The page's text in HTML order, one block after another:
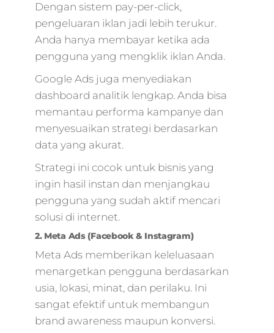
santoso,mengenal
digital
marketing,bagian
digital
digital
digital
digital
digital
digital
marketing,digital
pemula,marketing
page,digital
personas,taktik
marketing,internet
marketing
google,digital
marketing
Dengan sistem pay-per-click,
pengeluaran iklan jadi lebih terukur.
Anda hanya membayar ketika ada
pengguna yang mengklik iklan Anda.
Google Ads juga menyediakan
dashboard analitik lengkap. Anda bisa
memantau performa kampanye dan
menyesuaikan strategi berdasarkan
data yang akurat.
Strategi ini cocok untuk bisnis yang
ingin hasil instan dan menjangkau
pengguna yang sudah aktif mencari
solusi di internet.
2. Meta Ads (Facebook & Instagram)
Meta Ads memberikan keleluasaan
menargetkan pengguna berdasarkan
usia, lokasi, minat, dan perilaku. Ini
sangat efektif untuk membangun
brand awareness maupun konversi.